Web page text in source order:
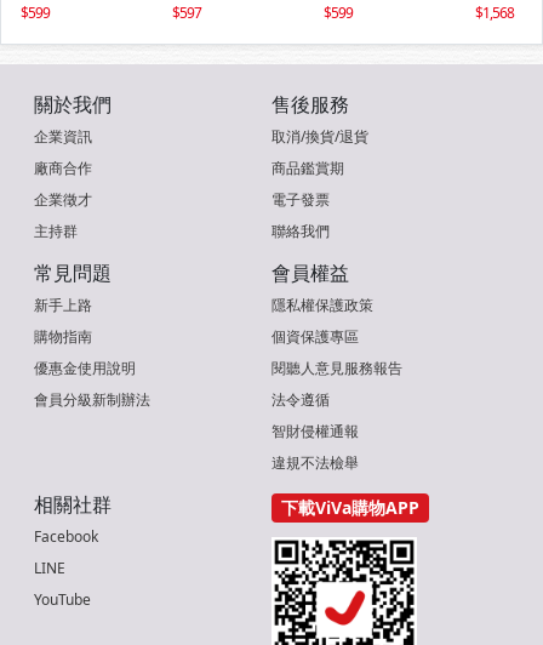
599
597
599
1,568
關於我們
企業資訊
廠商合作
企業徵才
主持群
售後服務
取消/換貨/退貨
商品鑑賞期
電子發票
聯絡我們
常見問題
新手上路
購物指南
優惠金使用說明
會員分級新制辦法
會員權益
隱私權保護政策
個資保護專區
閱聽人意見服務報告
法令遵循
智財侵權通報
違規不法檢舉
相關社群
Facebook
LINE
YouTube
下載ViVa購物APP